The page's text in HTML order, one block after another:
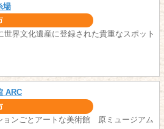
場
世界文化遺産に登録された貴重なスポット
ARC
ョンごとアートな美術館 原ミュージアム